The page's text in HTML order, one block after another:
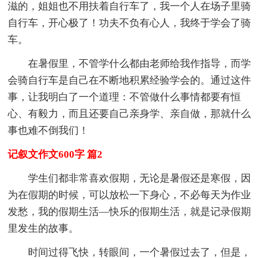
滋的，姐姐也不用扶着自行车了，我一个人在场子里骑
自行车，开心极了！功夫不负有心人，我终于学会了骑
车。
在暑假里，不管学什么都由老师给我作指导，而学
会骑自行车是自己在不断地积累经验学会的。通过这件
事，让我明白了一个道理：不管做什么事情都要有恒
心、有毅力，而且还要自己亲身学、亲自做，那就什么
事也难不倒我们！
记叙文作文600字 篇2
学生们都非常喜欢假期，无论是暑假还是寒假，因
为在假期的时候，可以放松一下身心，不必每天为作业
发愁，我的假期生活—快乐的假期生活，就是记录假期
里发生的故事。
时间过得飞快，转眼间，一个暑假过去了，但是，